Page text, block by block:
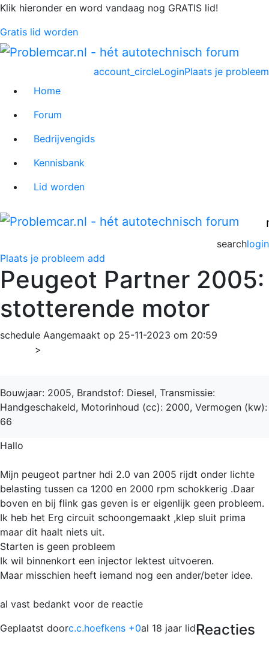
Klik hieronder en word vandaag nog GRATIS lid!
Gratis lid worden
Plaats je probleem
account_circleLogin
Home
Forum
Bedrijvengids
Kennisbank
Lid worden
login
search
Plaats je probleem add
Peugeot Partner 2005:
stotterende motor
schedule Aangemaakt op 25-11-2023 om 20:59
>
Bouwjaar: 2005, Brandstof: Diesel, Transmissie:
Handgeschakeld, Motorinhoud (cc): 2000, Vermogen (kw):
66
Hallo
Mijn peugeot partner hdi 2.0 van 2005 rijdt onder lichte
belasting tussen ca 1200 en 2000 rpm schokkerig .Daar
boven en bij flink gas geven is er eigenlijk geen probleem.
Ik heb het Erg circuit schoongemaakt ,klep sluit prima
maar dit haalt niets uit.
Starten is geen probleem
Ik wil binnenkort een injector lektest uitvoeren.
Maar misschien heeft iemand nog een ander/beter idee.
al vast bedankt voor de reactie
Geplaatst doorc.c.hoefkens +0al 18 jaar lidReacties